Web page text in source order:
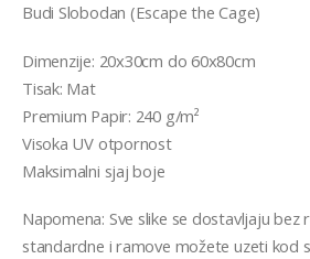
Budi Slobodan (Escape the Cage)
Dimenzije: 20x30cm do 60x80cm
Tisak: Mat
Premium Papir: 240 g/m²
Visoka UV otpornost
Maksimalni sjaj boje
Napomena: Sve slike se dostavljaju bez
standardne i ramove možete uzeti kod